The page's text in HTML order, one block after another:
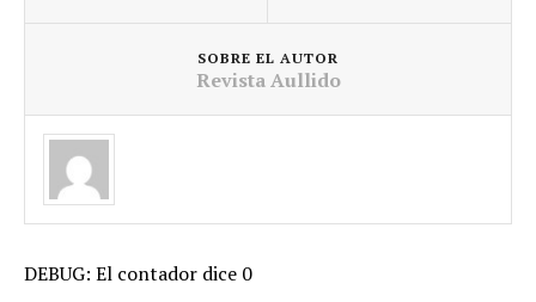
SOBRE EL AUTOR
Revista Aullido
DEBUG: El contador dice 0